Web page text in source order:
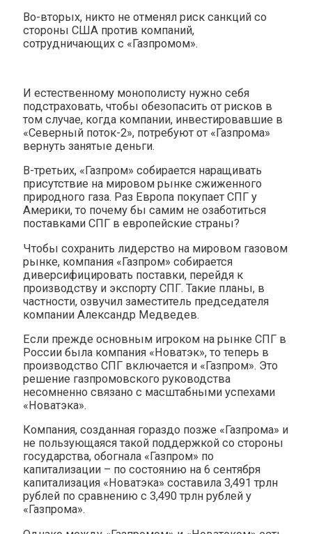
Во-вторых, никто не отменял риск санкций со
стороны США против компаний,
сотрудничающих с «Газпромом».
И естественному монополисту нужно себя
подстраховать, чтобы обезопасить от рисков в
том случае, когда компании, инвестировавшие в
«Северный поток-2», потребуют от «Газпрома»
вернуть занятые деньги.
В-третьих, «Газпром» собирается наращивать
присутствие на мировом рынке сжиженного
природного газа. Раз Европа покупает СПГ у
Америки, то почему бы самим не озаботиться
поставками СПГ в европейские страны?
Чтобы сохранить лидерство на мировом газовом
рынке, компания «Газпром» собирается
диверсифицировать поставки, перейдя к
производству и экспорту СПГ. Такие планы, в
частности, озвучил заместитель председателя
компании Александр Медведев.
Если прежде основным игроком на рынке СПГ в
России была компания «Новатэк», то теперь в
производство СПГ включается и «Газпром». Это
решение газпромовского руководства
несомненно связано с масштабными успехами
«Новатэка».
Компания, созданная гораздо позже «Газпрома» и
не пользующаяся такой поддержкой со стороны
государства, обогнала «Газпром» по
капитализации – по состоянию на 6 сентября
капитализация «Новатэка» составила 3,491 трлн
рублей по сравнению с 3,490 трлн рублей у
«Газпрома».